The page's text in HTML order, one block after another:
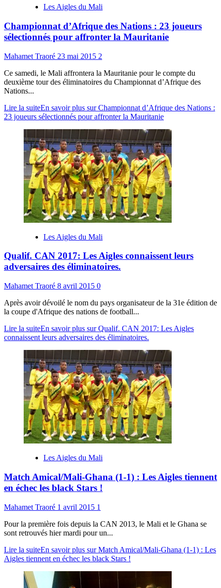
Les Aigles du Mali
Championnat d’Afrique des Nations : 23 joueurs
sélectionnés pour affronter la Mauritanie
Mahamet Traoré 23 mai 2015 2
Ce samedi, le Mali affrontera la Mauritanie pour le compte du
deuxième tour des éliminatoires du Championnat d’Afrique des
Nations...
Lire la suiteEn savoir plus sur Championnat d’Afrique des Nations :
23 joueurs sélectionnés pour affronter la Mauritanie
Les Aigles du Mali
Qualif. CAN 2017: Les Aigles connaissent leurs
adversaires des éliminatoires.
Mahamet Traoré 8 avril 2015 0
Après avoir dévoilé le nom du pays organisateur de la 31e édition de
la coupe d'Afrique des nations de football...
Lire la suiteEn savoir plus sur Qualif. CAN 2017: Les Aigles
connaissent leurs adversaires des éliminatoires.
Les Aigles du Mali
Match Amical/Mali-Ghana (1-1) : Les Aigles tiennent
en échec les black Stars !
Mahamet Traoré 1 avril 2015 1
Pour la première fois depuis la CAN 2013, le Mali et le Ghana se
sont retrouvés hier mardi pour un...
Lire la suiteEn savoir plus sur Match Amical/Mali-Ghana (1-1) : Les
Aigles tiennent en échec les black Stars !